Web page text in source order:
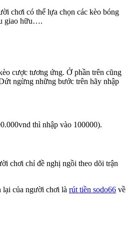
chơi có thể lựa chọn các kèo bóng
giao hữu….
cược tương ứng. Ở phần trên cũng
ngừng những bước trên hãy nhập
thì nhập vào 100000).
chơi chỉ đề nghị ngồi theo dõi trận
lại của người chơi là rút tiền sodo66 về